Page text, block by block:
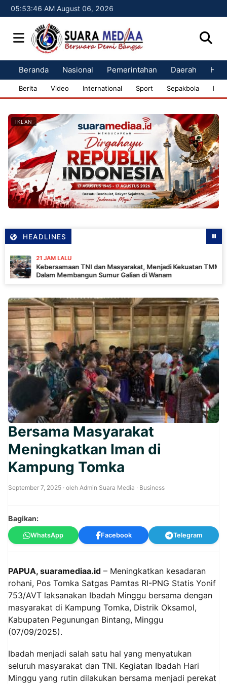
05:53:47 AM August 06, 2026
Beranda Nasional Pemerintahan Daerah
Berita Video International Sport Sepakbola
IKLAN
HEADLINES
21 JAM LALU
Kebersamaan TNI dan Masyarakat, Menjadi Kekuatan TMMD
Dalam Membangun Sumur Galian di Wanam
Bersama Masyarakat
Meningkatkan Iman di
Kampung Tomka
September 7, 2025 · oleh Admin Suara Media · Business
Bagikan:
WhatsApp Facebook Telegram
PAPUA, suaramediaa.id – Meningkatkan kesadaran
rohani, Pos Tomka Satgas Pamtas RI-PNG Statis Yonif
753/AVT laksanakan Ibadah Minggu bersama dengan
masyarakat di Kampung Tomka, Distrik Oksamol,
Kabupaten Pegunungan Bintang, Minggu
(07/09/2025).
Ibadah menjadi salah satu hal yang menyatukan
seluruh masyarakat dan TNI. Kegiatan Ibadah Hari
Minggu yang rutin dilakukan bersama menjadi perekat